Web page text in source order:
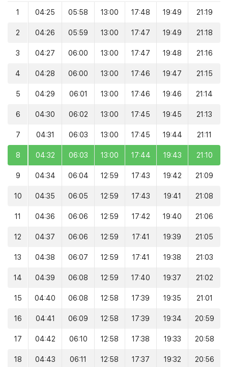
1 04:25 05:58 13:00 17:48 19:49 21:19
2 04:26 05:59 13:00 17:47 19:49 21:18
3 04:27 06:00 13:00 17:47 19:48 21:16
4 04:28 06:00 13:00 17:46 19:47 21:15
5 04:29 06:01 13:00 17:46 19:46 21:14
6 04:30 06:02 13:00 17:45 19:45 21:13
7 04:31 06:03 13:00 17:45 19:44 21:11
8 04:32 06:03 13:00 17:44 19:43 21:10
9 04:34 06:04 12:59 17:43 19:42 21:09
10 04:35 06:05 12:59 17:43 19:41 21:08
11 04:36 06:06 12:59 17:42 19:40 21:06
12 04:37 06:06 12:59 17:41 19:39 21:05
13 04:38 06:07 12:59 17:41 19:38 21:03
14 04:39 06:08 12:59 17:40 19:37 21:02
15 04:40 06:08 12:58 17:39 19:35 21:01
16 04:41 06:09 12:58 17:39 19:34 20:59
17 04:42 06:10 12:58 17:38 19:33 20:58
18 04:43 06:11 12:58 17:37 19:32 20:56